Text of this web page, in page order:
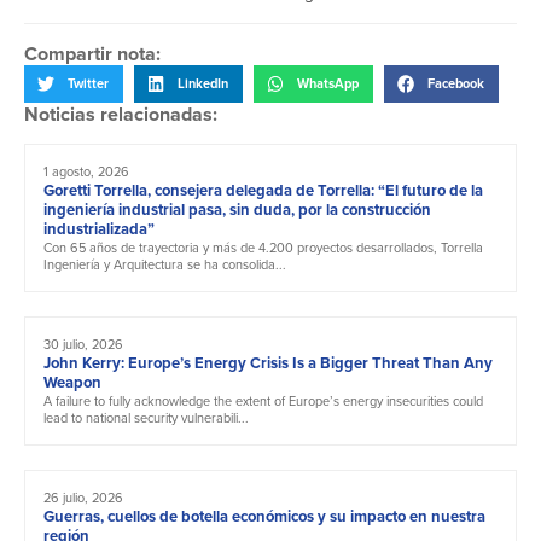
Compartir nota:
Twitter LinkedIn WhatsApp Facebook
Noticias relacionadas:
1 agosto, 2026
Goretti Torrella, consejera delegada de Torrella: “El futuro de la
ingeniería industrial pasa, sin duda, por la construcción
industrializada”
Con 65 años de trayectoria y más de 4.200 proyectos desarrollados, Torrella
Ingeniería y Arquitectura se ha consolida...
30 julio, 2026
John Kerry: Europe’s Energy Crisis Is a Bigger Threat Than Any
Weapon
A failure to fully acknowledge the extent of Europe’s energy insecurities could
lead to national security vulnerabili...
26 julio, 2026
Guerras, cuellos de botella económicos y su impacto en nuestra
región